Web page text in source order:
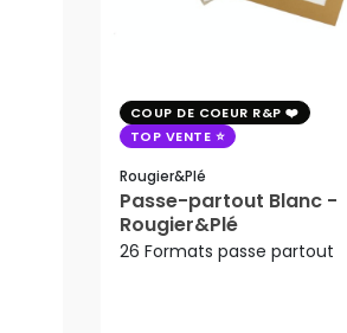
COUP DE COEUR R&P
TOP VENTE
Rougier&plé
Passe-partout Blanc -
Rougier&Plé
26 Formats passe partout
2,85 €